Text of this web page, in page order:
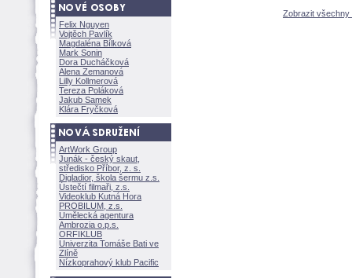
Felix Nguyen
Vojtěch Pavlík
Magdaléna Bílkov
Mark Sonin
Dora Ducháčkov
Alena Zemanov
Lilly Kollmerov
Tereza Polákov
Jakub Samek
Klára Fryčkov
ArtWork Group
Junák - český skaut,
středisko Příbor, z. s.
Digladior, škola šermu z.s.
Ústečtí filmaři, z.s.
Videoklub Kutná Hora
PROBILUM, z.s.
Umělecká agentura
Ambrozia o.p.s.
ORFIKLUB
Univerzita Tomáše Bati ve
Zlíně
Nízkoprahový klub Pacific
Zobrazit všechny